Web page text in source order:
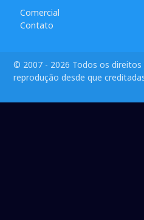
Comercial
Contato
© 2007 - 2026 Todos os direitos
reprodução desde que